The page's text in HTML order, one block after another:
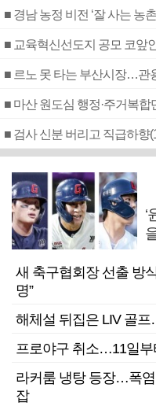
■ 경남 농정 비전 ‘잘 사는 농
■ 교육혁신선도지 공모 코앞
■ 르노 못 타는 부산시장…관
■ 마산 원도심 행정·주거복합
새 축구협회장 선출 방
명”
해체설 뒤집은 LIV 골프
프로야구 취소…11일부
라커룸 냉탕 등장…폭
잡